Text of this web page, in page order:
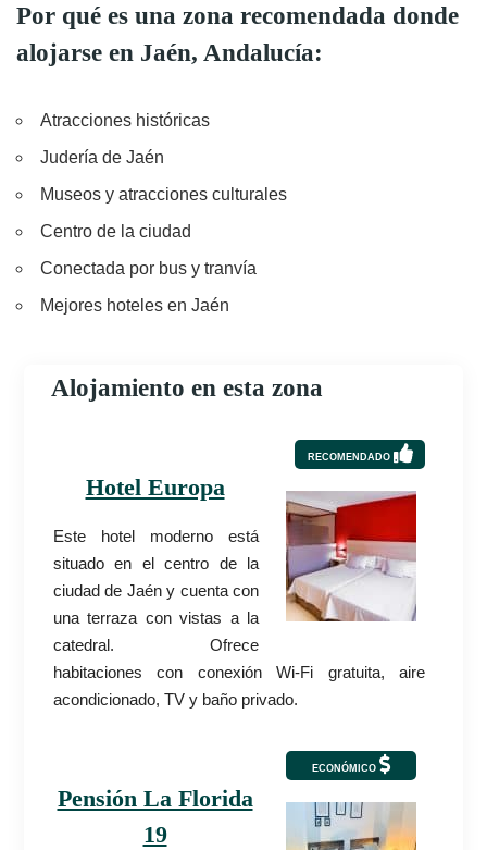
Por qué es una zona recomendada donde
alojarse en Jaén, Andalucía:
Atracciones históricas
Judería de Jaén
Museos y atracciones culturales
Centro de la ciudad
Conectada por bus y tranvía
Mejores hoteles en Jaén
Alojamiento en esta zona
RECOMENDADO
Hotel Europa
Este hotel moderno está
situado en el centro de la
ciudad de Jaén y cuenta con
una terraza con vistas a la
catedral. Ofrece
habitaciones con conexión Wi-Fi gratuita, aire
acondicionado, TV y baño privado.
ECONÓMICO
Pensión La Florida
19